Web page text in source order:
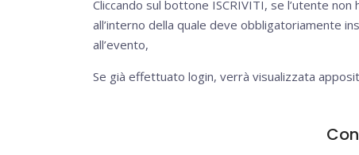
Cliccando sul bottone ISCRIVITI, se l’utente
all’interno della quale deve obbligatoriamente
all’evento,
Se già effettuato login, verrà visualizzata